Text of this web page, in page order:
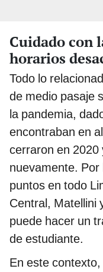
Cuidado con
horarios
Todo lo
de medio pasaje
la pandemia,
encontraban en
cerraron en 2020
nuevamente.
puntos en todo
Central, Matellini
puede hacer un
de estudiante.
En este